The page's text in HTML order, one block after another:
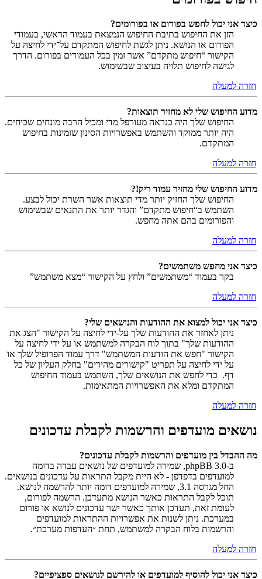
כיצד אני יכול לחפש בפורום או בפורומים?
הזן את החיפוש בתיבת החיפוש הנמצאת בעמוד הראשי, בעמודי
הפורום או הנושא. ניתן לגשת לחיפוש המתקדם על־ידי לחיצה על
הקישור “חיפוש מתקדם” אשר זמין בכל העמודים בפורום. הדרך
לגישה לחיפוש תלויה בעיצוב שבשימוש.
חזרה למעלה
מדוע החיפוש שלי לא מחזיר תוצאות?
החיפוש שלך היה כנראה מעורפל מדי ומכיל הרבה מונחים שכיחים.
היה יותר ממוקד והשתמש באפשרויות הסינון שזמינות בחיפוש
המתקדם.
חזרה למעלה
מדוע החיפוש שלי מחזיר עמוד ריק!?
החיפוש שלך החזיק יותר מדי תוצאות אשר השרת יכול לבצע.
השתמש ב“חיפוש מתקדם” והגדר יותר את התנאים שבשימוש
והפורומים בהם אתה מחפש.
חזרה למעלה
כיצד אני מחפש משתמשים?
בקר בעמוד “משתמשים” ולחץ על הקישור “מצא משתמש”
חזרה למעלה
כיצד אני יכול למצוא את ההודעות והנושאים שלי?
ניתן לאחזר את ההודעות שלך על-ידי לחיצה על הקישור "הצג את
ההודעות שלך" בתוך לוח הבקרה למשתמש או על ידי לחיצה על
הקישור "חפש את הודעות המשתמש" דרך עמוד הפרופיל שלך או
על ידי לחיצה על תפריט "קישורים מהירים" בחלק העליון של כל
דף. כדי לחפש את הנושאים שלך, השתמש בעמוד החיפוש
המתקדם ומלא את האפשרויות המתאימות.
חזרה למעלה
נושאים מועדפים והרשמות לקבלת עדכונים
מה ההבדל בין מועדפים והרשמות לקבלת עדכונים?
ב-phpBB 3.0, שמירה למועדפים של נושאים עבדה בדומה
למועדפים בדפדפן - לא היית מקבל התראות על עדכונים בנושאים.
החל מגרסה 3.1, שמירה למועדפים דומה יותר להרשמה לנושא.
תוכל לקבל התראות כאשר הנושא מתעדכן. הרשמה לפורום,
לעומת זאת, תעדכן אותך כאשר ישר עדכונים לנושא או פורום
במערכת. ניתן לשנות את אפשרויות ההתראות למועדפים
והרשמות בלוח הבקרה למשתמש, תחת ״העדפות מערכת״.
חזרה למעלה
כיצד אני יכול להוסיף למועדפים או להירשם לנושאים ספציפיים?